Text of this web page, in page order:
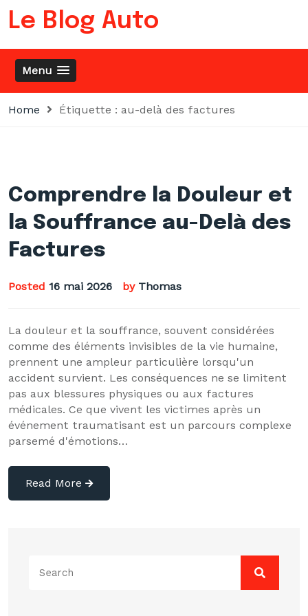
Skip
Le Blog Auto
Menu
Home Étiquette : au-delà des factures
Comprendre la Douleur et
la Souffrance au-Delà des
Factures
Posted 16 mai 2026 by Thomas
La douleur et la souffrance, souvent considérées
comme des éléments invisibles de la vie humaine,
prennent une ampleur particulière lorsqu'un
accident survient. Les conséquences ne se limitent
pas aux blessures physiques ou aux factures
médicales. Ce que vivent les victimes après un
événement traumatisant est un parcours complexe
parsemé d'émotions…
Read More
for: